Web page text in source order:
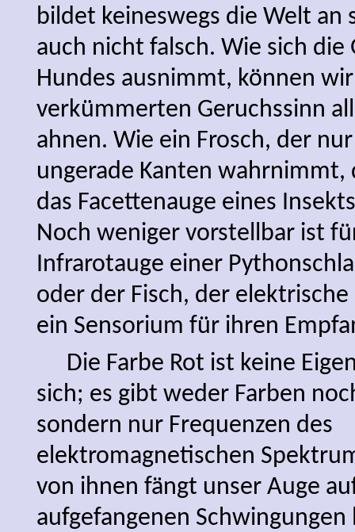
bildet keineswegs die Welt an
auch nicht falsch. Wie sich die
Hundes ausnimmt, können
verkümmerten Geruchssinn
ahnen. Wie ein Frosch, der
ungerade Kanten
das Facettenauge eines
Noch weniger vorstellbar ist
Infrarotauge einer
oder der Fisch, der
ein Sensorium für ihren
Die Farbe Rot ist keine
sich; es gibt weder Farben
sondern nur Frequenzen des
elektromagnetischen
von ihnen fängt unser Auge
aufgefangenen